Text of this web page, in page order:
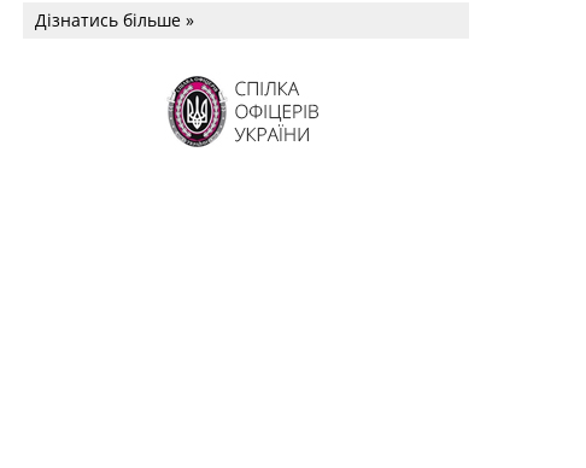
OPUS MAGNUM Олега К. Романчука
Дізнатись більше »